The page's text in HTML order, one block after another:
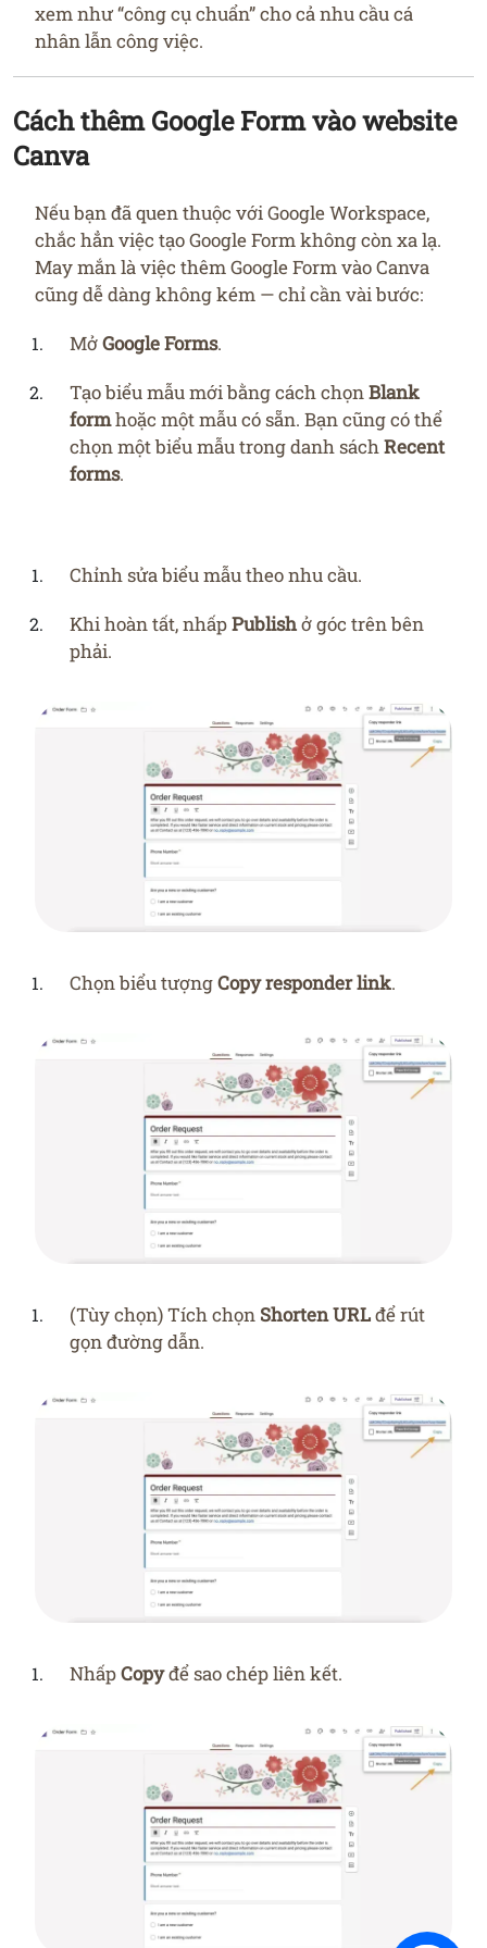
xem như “công cụ chuẩn” cho cả nhu cầu cá
nhân lẫn công việc.
Cách thêm Google Form vào website
Canva
Nếu bạn đã quen thuộc với Google Workspace,
chắc hẳn việc tạo Google Form không còn xa lạ.
May mắn là việc thêm Google Form vào Canva
cũng dễ dàng không kém — chỉ cần vài bước:
MởGoogle Forms.
Tạo biểu mẫu mới bằng cách chọnBlank
formhoặc một mẫu có sẵn. Bạn cũng có thể
chọn một biểu mẫu trong danh sáchRecent
forms.
Chỉnh sửa biểu mẫu theo nhu cầu.
Khi hoàn tất, nhấpPublishở góc trên bên
phải.
Chọn biểu tượngCopy responder link.
(Tùy chọn) Tích chọn Shorten URLđể rút
gọn đường dẫn.
NhấpCopyđể sao chép liên kết.